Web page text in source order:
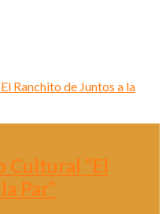
Cultural “El
Par”